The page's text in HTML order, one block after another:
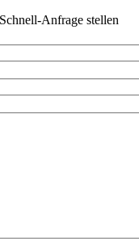
Schnell-Anfrage stellen